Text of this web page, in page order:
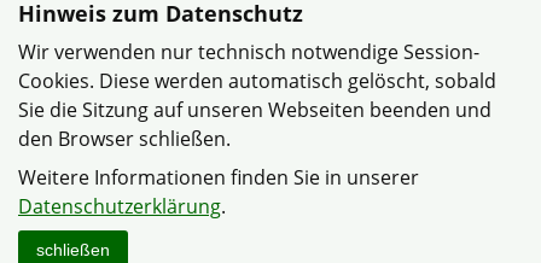
Rheinland-Pfalz
Saarland
Sachsen-Anhalt
Schleswig-Holstein
Thüringen
Mitgliedermagazin
Gartenberatung
© Verband Wohneigentum Mannheim-Neueichwald II im
Verband Wohneigentum Baden-Württemberg e.V.
Datenschutzerklärung
Hinweis zum Datenschutz
Wir verwenden nur technisch notwendige Session-
Cookies. Diese werden automatisch gelöscht, sobald
Sie die Sitzung auf unseren Webseiten beenden und
den Browser schließen.
Weitere Informationen finden Sie in unserer
Datenschutzerklärung.
schließen